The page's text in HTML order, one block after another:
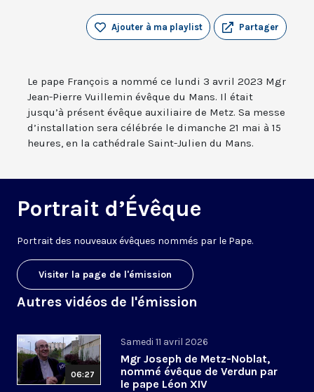
Partager
Ajouter à ma playlist
Le pape François a nommé ce lundi 3 avril 2023 Mgr
Jean-Pierre Vuillemin évêque du Mans. Il était
jusqu’à présent évêque auxiliaire de Metz. Sa messe
d’installation sera célébrée le dimanche 21 mai à 15
heures, en la cathédrale Saint-Julien du Mans.
Portrait d’Évêque
Portrait des nouveaux évêques nommés par le Pape.
Visiter la page de l'émission
Autres vidéos de l'émission
06:27
Samedi 11 avril 2026
Mgr Joseph de Metz-Noblat,
nommé évêque de Verdun par
le pape Léon XIV